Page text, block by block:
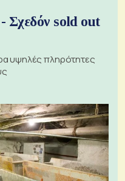
Σχεδόν sold out
υψηλές πληρότητες